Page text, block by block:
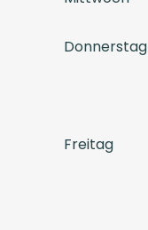
Donnerstag
Freitag